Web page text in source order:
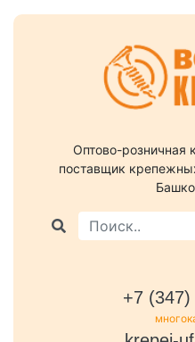
Оптово-розничная
поставщик
+7 (347)